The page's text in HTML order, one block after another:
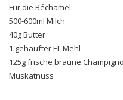
Für die Béchamel:
500-600ml Milch
40g Butter
1 gehäufter EL Mehl
125g frische braune
Muskatnuss